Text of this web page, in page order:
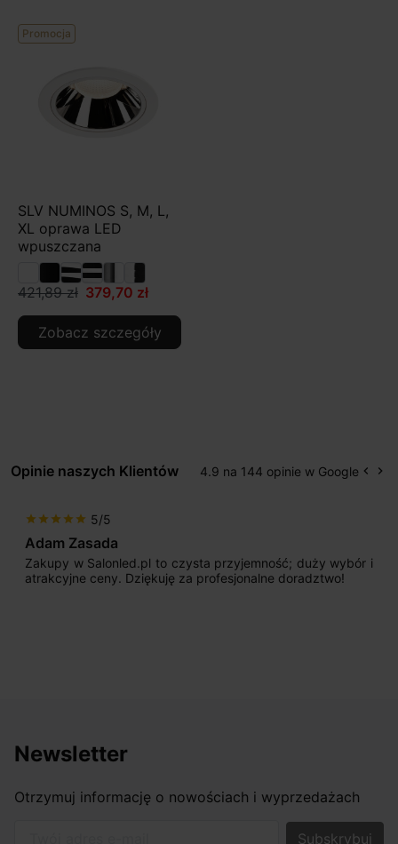
Promocja
SLV NUMINOS S, M, L,
XL oprawa LED
wpuszczana
421,89 zł 379,70 zł
Zobacz szczegóły
Opinie naszych Klientów 4.9 na 144 opinie w Google keyboard_arrow_left keyboard_arrow_right
star star star star star 5/5
Adam Zasada
Zakupy w Salonled.pl to czysta przyjemność; duży wybór i
atrakcyjne ceny. Dziękuję za profesjonalne doradztwo!
Newsletter
Otrzymuj informację o nowościach i wyprzedażach